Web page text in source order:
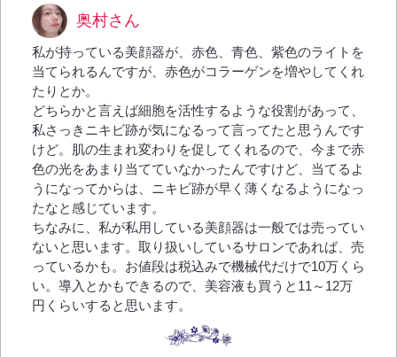
奥村さん
私が持っている美顔器が、赤色、青色、紫色のライトを
当てられるんですが、赤色がコラーゲンを増やしてくれ
たりとか。
どちらかと言えば細胞を活性するような役割があって、
私さっきニキビ跡が気になるって言ってたと思うんです
けど。肌の生まれ変わりを促してくれるので、今まで赤
色の光をあまり当てていなかったんですけど、当てるよ
うになってからは、ニキビ跡が早く薄くなるようになっ
たなと感じています。
ちなみに、私が私用している美顔器は一般では売ってい
ないと思います。取り扱いしているサロンであれば、売
っているかも。お値段は税込みで機械代だけで10万くら
い。導入とかもできるので、美容液も買うと11～12万
円くらいすると思います。